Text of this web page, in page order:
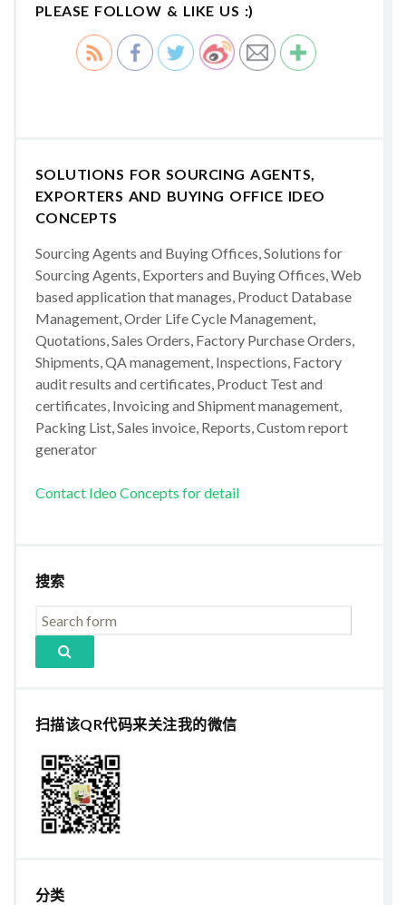
PLEASE FOLLOW & LIKE US :)
SOLUTIONS FOR SOURCING AGENTS,
EXPORTERS AND BUYING OFFICE IDEO
CONCEPTS
Sourcing Agents and Buying Offices, Solutions for
Sourcing Agents, Exporters and Buying Offices, Web
based application that manages, Product Database
Management, Order Life Cycle Management,
Quotations, Sales Orders, Factory Purchase Orders,
Shipments, QA management, Inspections, Factory
audit results and certificates, Product Test and
certificates, Invoicing and Shipment management,
Packing List, Sales invoice, Reports, Custom report
generator
Contact Ideo Concepts for detail
搜索
扫描该QR代码来关注我的微信
分类